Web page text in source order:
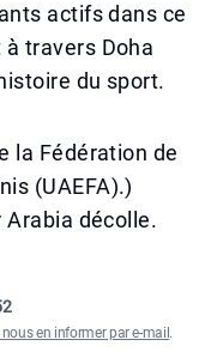
actifs dans ce
travers Doha
du sport.
la Fédération de
(UAEFA).)
Arabia décolle.
en informer par e-mail .